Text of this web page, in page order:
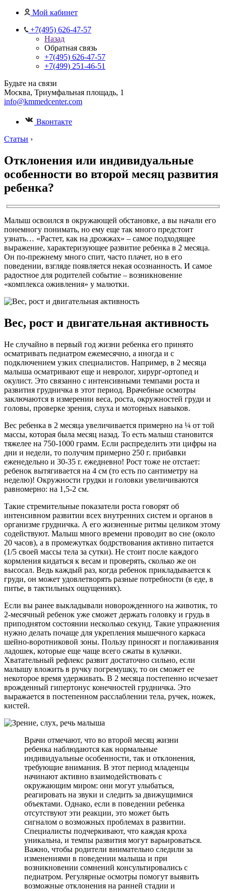
Мой кабинет
+7(495) 626-47-57
Назад
Обратная связь
+7(495) 626-47-57
+7(499) 251-46-51
Будьте на связи
Москва, Триумфальная площадь, 1
info@kmmedcenter.com
Вконтакте
Статьи ›
Отклонения или индивидуальные
особенности во второй месяц развития
ребенка?
Малыш освоился в окружающей обстановке, а вы начали его
понемногу понимать, но ему еще так много предстоит
узнать… «Растет, как на дрожжах» – самое подходящее
выражение, характеризующее развитие ребенка в 2 месяца.
Он по-прежнему много спит, часто плачет, но в его
поведении, взгляде появляется некая осознанность. И самое
радостное для родителей событие – возникновение
«комплекса оживления» у малютки.
Вес, рост и двигательная активность
Не случайно в первый год жизни ребенка его принято
осматривать педиатром ежемесячно, а иногда и с
подключением узких специалистов. Например, в 2 месяца
малыша осматривают еще и невролог, хирург-ортопед и
окулист. Это связанно с интенсивными темпами роста и
развития грудничка в этот период. Врачебные осмотры
заключаются в измерении веса, роста, окружностей груди и
головы, проверке зрения, слуха и моторных навыков.
Вес ребенка в 2 месяца увеличивается примерно на ¼ от той
массы, которая была месяц назад. То есть малыш становится
тяжелее на 750-1000 грамм. Если распределить эти цифры на
дни и недели, то получим примерно 250 г. прибавки
еженедельно и 30-35 г. ежедневно! Рост тоже не отстает:
ребенок вытягивается на 4 см (то есть по сантиметру на
неделю)! Окружности грудки и головки увеличиваются
равномерно: на 1,5-2 см.
Такие стремительные показатели роста говорят об
интенсивном развитии всех внутренних систем и органов в
организме грудничка. А его жизненные ритмы целиком этому
содействуют. Малыш много времени проводит во сне (около
20 часов), а в промежутках бодрствования активно питается
(1/5 своей массы тела за сутки). Не стоит после каждого
кормления кидаться к весам и проверять, сколько же он
высосал. Ведь каждый раз, когда ребенок прикладывается к
груди, он может удовлетворять разные потребности (в еде, в
питье, в тактильных ощущениях).
Если вы ранее выкладывали новорожденного на животик, то
2-месячный ребенок уже сможет держать головку и грудь в
приподнятом состоянии несколько секунд. Такие упражнения
нужно делать почаще для укрепления мышечного каркаса
шейно-воротниковой зоны. Пользу приносят и поглаживания
ладошек, которые еще чаще всего сжаты в кулачки.
Хватательный рефлекс развит достаточно сильно, если
малышу вложить в ручку погремушку, то он сможет ее
некоторое время удерживать. В 2 месяца постепенно исчезает
врожденный гипертонус конечностей грудничка. Это
выражается в постепенном расслаблении тела, ручек, ножек,
кистей.
Врачи отмечают, что во второй месяц жизни
ребенка наблюдаются как нормальные
индивидуальные особенности, так и отклонения,
требующие внимания. В этот период младенцы
начинают активно взаимодействовать с
окружающим миром: они могут улыбаться,
реагировать на звуки и следить за движущимися
объектами. Однако, если в поведении ребенка
отсутствуют эти реакции, это может быть
сигналом о возможных проблемах в развитии.
Специалисты подчеркивают, что каждая кроха
уникальна, и темпы развития могут варьироваться.
Важно, чтобы родители внимательно следили за
изменениями в поведении малыша и при
возникновении сомнений консультировались с
педиатром. Регулярные осмотры помогут выявить
возможные отклонения на ранней стадии и